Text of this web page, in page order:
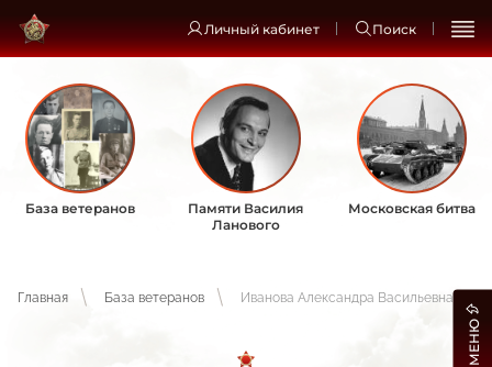
Личный кабинет Поиск
База ветеранов
Памяти Василия
Ланового
Московская битва
Главная База ветеранов Иванова Александра Васильевна
МЕНЮ